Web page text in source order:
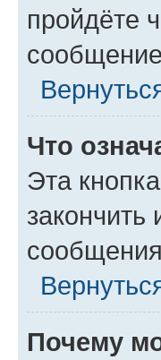
пройдёте
Что
Эта
закончить
Почему